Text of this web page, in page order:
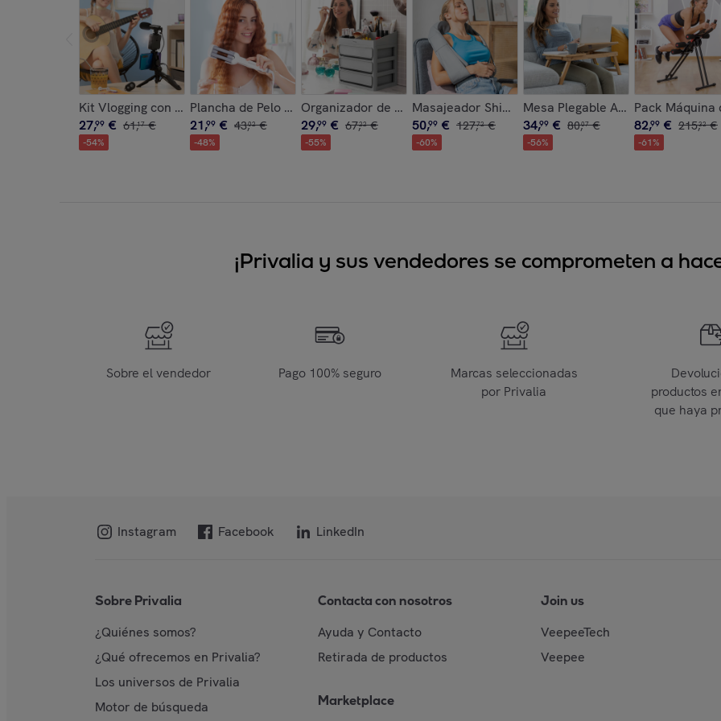
Kit Vlogging con Luz, Micrófono y Mando Plodni InnovaGoods 6 Piezas
27,99 € 61,17 €
-54%
Plancha de Pelo Cerámica para Ondas Wavio InnovaGoods 55 W
21,99 € 43,02 €
-48%
Organizador de Maquillaje Makeser InnovaGoods
29,99 € 67,22 €
-55%
Masajeador Shiatsu Recargable Pro Massatsu
50,99 € 127,72 €
-60%
Mesa Plegable Auxiliar de Bambú
34,99 € 80,07 €
-56%
Pack Máquina
82,99 € 215,32 €
-61%
¡Privalia y sus vendedores se comprometen a
Sobre el vendedor Pago 100% seguro
Marcas seleccionadas
por Privalia
productos
que haya
Instagram Facebook LinkedIn
Sobre Privalia
¿Quiénes somos?
¿Qué ofrecemos en Privalia?
Los universos de Privalia
Motor de búsqueda
Contacta con nosotros
Ayuda y Contacto
Retirada de productos
Marketplace
Join us
VeepeeTech
Veepee